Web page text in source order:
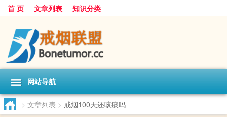
首 页 文章列表 知识分类
网站导航
> 文章列表 > 戒烟100天还咳痰吗